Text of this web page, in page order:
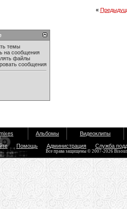
«
темы
на сообщения
файлы
сообщения
Альбомы Видеоклипы
Помощь Администрация Служба
Все права защищены © 2007-2026